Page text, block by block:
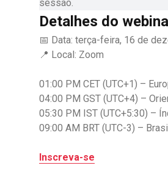
sessão.
Detalhes do
📅 Data: terça-feira, 16 de
📍 Local: Zoom
01:00 PM CET (UTC+1) –
04:00 PM GST (UTC+4) –
05:30 PM IST (UTC+5:30) –
09:00 AM BRT (UTC-3) –
Inscreva-se